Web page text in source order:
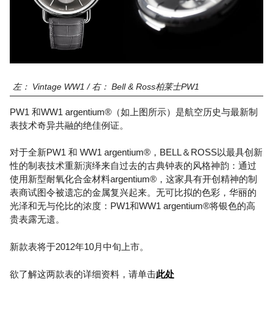
左： Vintage WW1 / 右： Bell & Ross柏莱士PW1
PW1 和WW1 argentium®（如上图所示）是航空历史与最新制
表技术奇异共融的绝佳例证。
对于全新PW1 和 WW1 argentium®，BELL＆ROSS以最具创新
性的制表技术重新演绎来自过去的古典钟表的风格神韵：通过
使用新型耐氧化合金材料argentium®，这家具有开创精神的制
表商试图令被遗忘的金属复兴起来。无可比拟的色彩，华丽的
光泽和无与伦比的浓度：PW1和WW1 argentium®将银色的高
贵表露无遗。
新款表将于2012年10月中旬上市。
欲了解这两款表的详细资料，请单击此处